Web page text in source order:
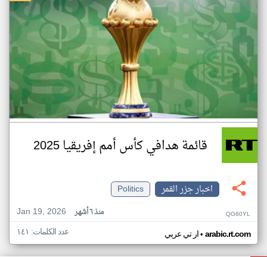
قائمة هدافي كأس أمم إفريقيا 2025
اخبار جزر القمر
Politics
Jan 19, 2026
منذ ٦ أشهر QG60YL
ار تي عربي• arabic.rt.com عدد الكلمات: ١٤١